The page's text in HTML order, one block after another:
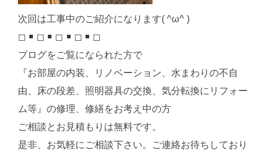
次回は工事中のご紹介になります( ^ω^ )
◻︎
◻︎ ◻︎ ◻︎
◻︎
ブログをご覧になられた方で
『お部屋の内装、リノベーション、水まわりの不自
由、床の段差、照明器具の交換、気分転換にリフォー
ム等』の修理、修繕をお考え中の方
ご相談とお見積もりは無料です。
是非、お気軽にご相談下さい。ご連絡お待ちしており